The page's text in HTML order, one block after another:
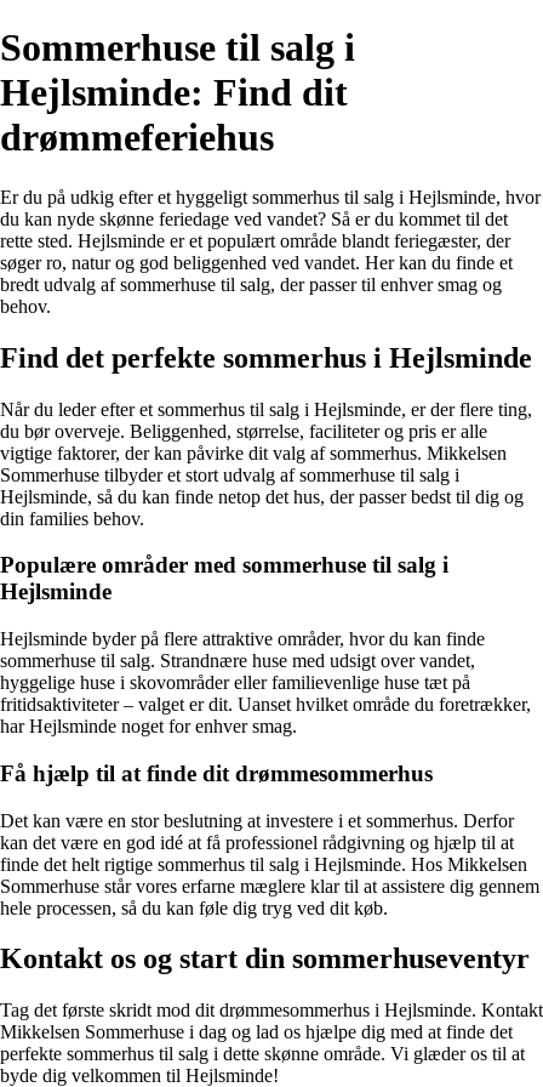
Sommerhuse til salg i
Hejlsminde: Find dit
drømmeferiehus
Er du på udkig efter et hyggeligt sommerhus til salg i Hejlsminde, hvor
du kan nyde skønne feriedage ved vandet? Så er du kommet til det
rette sted. Hejlsminde er et populært område blandt feriegæster, der
søger ro, natur og god beliggenhed ved vandet. Her kan du finde et
bredt udvalg af sommerhuse til salg, der passer til enhver smag og
behov.
Find det perfekte sommerhus i Hejlsminde
Når du leder efter et sommerhus til salg i Hejlsminde, er der flere ting,
du bør overveje. Beliggenhed, størrelse, faciliteter og pris er alle
vigtige faktorer, der kan påvirke dit valg af sommerhus. Mikkelsen
Sommerhuse tilbyder et stort udvalg af sommerhuse til salg i
Hejlsminde, så du kan finde netop det hus, der passer bedst til dig og
din families behov.
Populære områder med sommerhuse til salg i
Hejlsminde
Hejlsminde byder på flere attraktive områder, hvor du kan finde
sommerhuse til salg. Strandnære huse med udsigt over vandet,
hyggelige huse i skovområder eller familievenlige huse tæt på
fritidsaktiviteter – valget er dit. Uanset hvilket område du foretrækker,
har Hejlsminde noget for enhver smag.
Få hjælp til at finde dit drømmesommerhus
Det kan være en stor beslutning at investere i et sommerhus. Derfor
kan det være en god idé at få professionel rådgivning og hjælp til at
finde det helt rigtige sommerhus til salg i Hejlsminde. Hos Mikkelsen
Sommerhuse står vores erfarne mæglere klar til at assistere dig gennem
hele processen, så du kan føle dig tryg ved dit køb.
Kontakt os og start din sommerhuseventyr
Tag det første skridt mod dit drømmesommerhus i Hejlsminde. Kontakt
Mikkelsen Sommerhuse i dag og lad os hjælpe dig med at finde det
perfekte sommerhus til salg i dette skønne område. Vi glæder os til at
byde dig velkommen til Hejlsminde!